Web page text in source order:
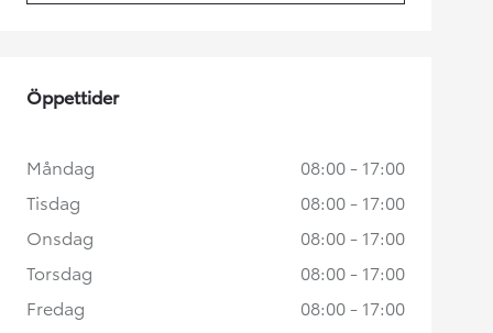
Öppettider
Måndag
08:00 - 17:00
Tisdag
08:00 - 17:00
Onsdag
08:00 - 17:00
Torsdag
08:00 - 17:00
Fredag
08:00 - 17:00